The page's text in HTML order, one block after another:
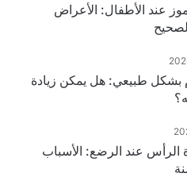
عند الأطفال: الأعراض
بشكل طبيعي: هل يمكن زيادة
عند الرضع: الأسباب